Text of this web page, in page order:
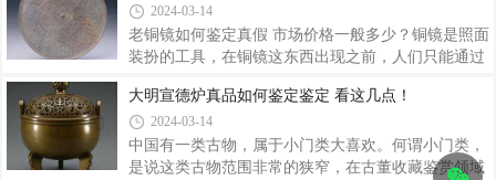
种各样的藏友发来一些自己的收藏希望小编帮忙长眼
给出一些建议，其中不乏大量的高古瓷，这里首
织、如冰破裂。之后以墨汁为着色剂人工从裂纹中渗
透进去，着色后颜色很深，就形成了金丝铁线。哥
窑“金丝铁线”九大特点哥窑属中国宋代名扬四海的五
线”而著称。明代《格古要论》中有这样的描述：“哥
窑纹取冰裂、鳝血为上，梅花片墨纹次之。细碎纹，
纹之下也。”关于金丝铁线是如何形成的，
2024-03-14
老铜镜如何鉴定真假 市场价格一般多少？铜镜是照面
装扮的工具，在铜镜这东西出现之前，人们只能通过
脸，这种铜盆被称为鉴，所以铜镜也可以称作鉴。每
个朝代的铜镜都具有那个时期的显著特征，从镜的形
状，镜的铭文，镜的纹饰方面都可以看出那个时代的
铸造工艺和水平。再提一嘴，博物馆里的铜镜为何不
大明宣德炉真品如何鉴定鉴定 看这几点！
2024-03-14
中国有一类古物，属于小门类大喜欢。何谓小门类，
是说这类古物范围非常的狭窄，在古董收藏鉴赏领域